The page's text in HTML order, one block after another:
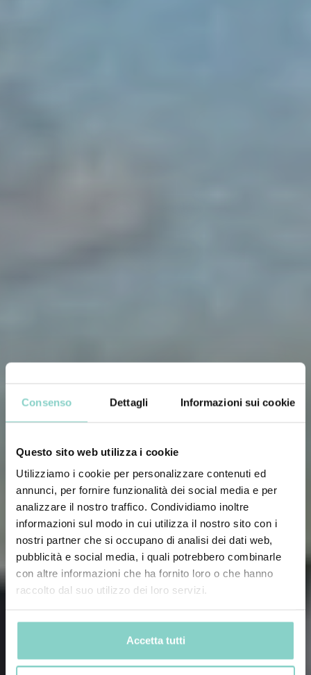
Consenso Dettagli Informazioni sui cookie
Questo sito web utilizza i cookie
Utilizziamo i cookie per personalizzare contenuti ed
annunci, per fornire funzionalità dei social media e per
analizzare il nostro traffico. Condividiamo inoltre
informazioni sul modo in cui utilizza il nostro sito con i
nostri partner che si occupano di analisi dei dati web,
pubblicità e social media, i quali potrebbero combinarle
con altre informazioni che ha fornito loro o che hanno
raccolto dal suo utilizzo dei loro servizi.
Accetta tutti